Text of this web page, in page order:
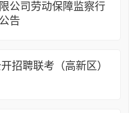
公司劳动保障监察行
告
招聘联考（高新区）